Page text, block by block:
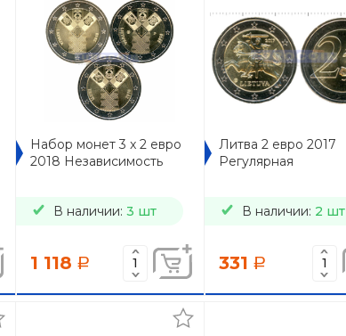
Набор монет 3 x 2 евро
2018 Независимость
В наличии: 3 шт
1 118 a
Литва 2 евро 2017
Регулярная
В наличии: 2 шт
331 a